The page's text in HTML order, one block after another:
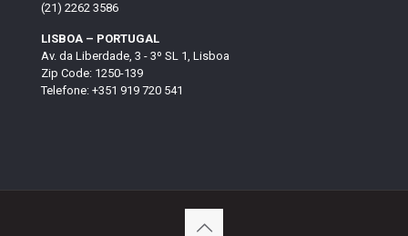
(21) 2262 3586
LISBOA – PORTUGAL
Av. da Liberdade, 3 - 3º SL 1, Lisboa
Zip Code: 1250-139
Telefone: +351 919 720 541